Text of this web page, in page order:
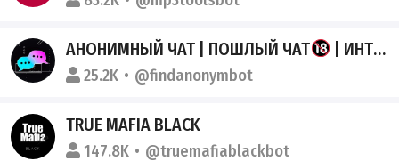
АНОНИМНЫЙ ЧАТ | ПОШЛЫЙ ЧАТ | ИНТИМ
25.2K @findanonymbot
TRUE MAFIA BLACK
147.8K @truemafiablackbot